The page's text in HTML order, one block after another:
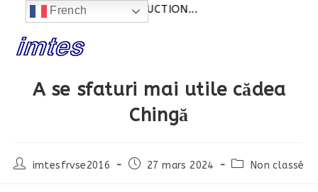
SITE EN CONSTRUCTION...
A se sfaturi mai utile cădea
Chingă
Postimtesfrvse2016
Post27 mars 2024
PostNon classé
French